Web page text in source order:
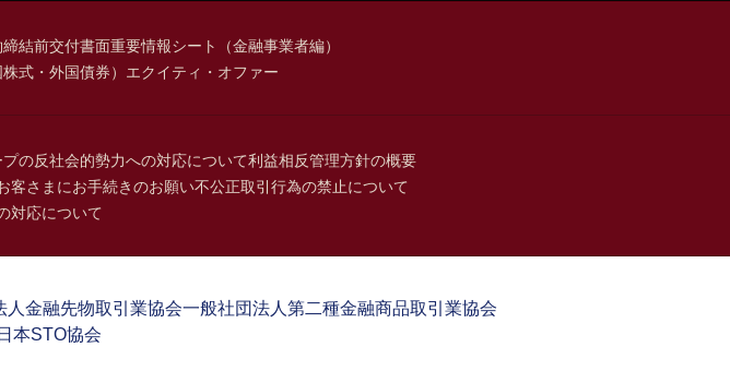
締結前交付書面重要情報シート（金融事業者編）
式・外国債券） エクイティ・オファー
の反社会的勢力への対応について利益相反管理方針の概要
客さまにお手続きのお願い不公正取引行為の禁止について
対応について
人金融先物取引業協会一般社団法人第二種金融商品取引業協会
本STO協会